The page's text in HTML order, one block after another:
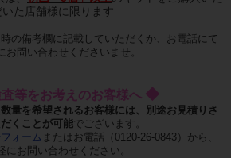
いた店舗様に限ります
の備考欄に記載していただくか、お電話にて
お問い合わせくださいませ。
等をお考えのお客様へ ◆
量を希望されるお客様には、別途お見積りさ
くことが可能でございます。
ォーム またはお電話（0120-26-0843）から、
にお問い合わせください。